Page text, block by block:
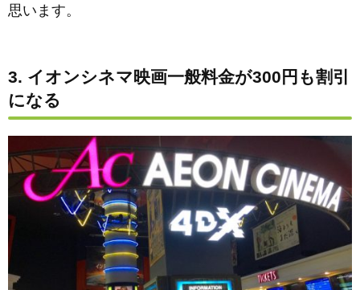
思います。
3. イオンシネマ映画一般料金が300円も割引
になる